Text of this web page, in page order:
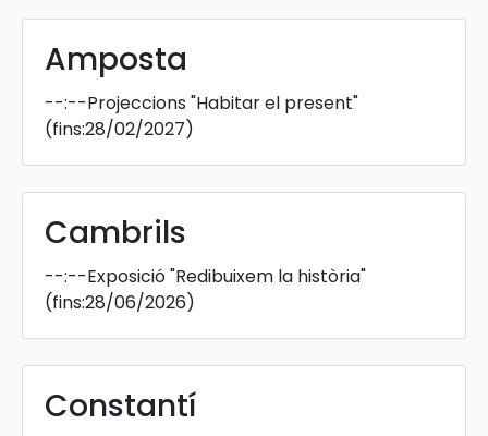
Amposta
--:--Projeccions "Habitar el present"
(fins:28/02/2027)
Cambrils
--:--Exposició "Redibuixem la història"
(fins:28/06/2026)
Constantí